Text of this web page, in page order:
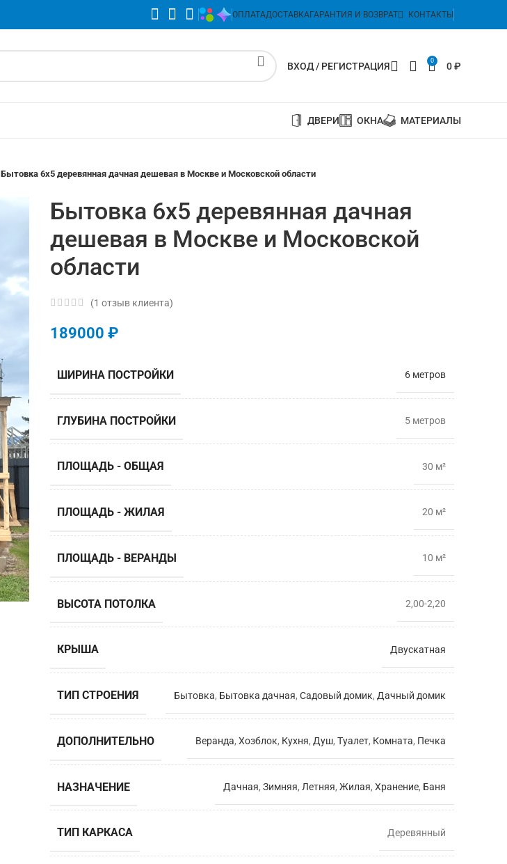
ОПЛАТАДОСТАВКАГАРАНТИЯ И ВОЗВРАТ КОНТАКТЫ
ВХОД / РЕГИСТРАЦИЯ 0 0₽
ДВЕРИ ОКНА МАТЕРИАЛЫ
Бытовка 6х5 деревянная дачная дешевая в Москве и Московской области
Бытовка 6х5 деревянная дачная
дешевая в Москве и Московской
области
(1 отзыв клиента)
189000 ₽
ШИРИНА ПОСТРОЙКИ 6 метров
ГЛУБИНА ПОСТРОЙКИ 5 метрoв
ПЛОЩАДЬ - ОБЩАЯ 30 м²
ПЛОЩАДЬ - ЖИЛАЯ 20 м²
ПЛОЩАДЬ - ВЕРАНДЫ 10 м²
ВЫСОТА ПОТОЛКА 2,00-2,20
КРЫША Двускатная
ТИП СТРОЕНИЯ Бытовка, Бытовка дачная, Садовый домик, Дачный домик
ДОПОЛНИТЕЛЬНО Веранда, Хозблок, Кухня, Душ, Туалет, Комната, Печка
НАЗНАЧЕНИЕ Дачная, Зимняя, Летняя, Жилая, Хранение, Баня
ТИП КАРКАСА Деревянный